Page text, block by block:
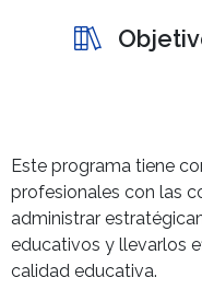
Este programa tiene
profesionales con las
administrar
educativos y llevarlos
calidad educativa.